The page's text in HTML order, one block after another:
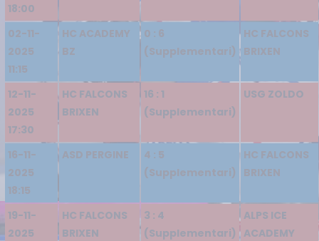
18:00
02-11-
2025
11:15
HC ACADEMY
BZ
0 : 6
(Supplementari)
HC FALCONS
BRIXEN
12-11-
2025
17:30
HC FALCONS
BRIXEN
16 : 1
(Supplementari)
USG ZOLDO
16-11-
2025
18:15
ASD PERGINE
4 : 5
(Supplementari)
HC FALCONS
BRIXEN
19-11-
2025
HC FALCONS
BRIXEN
3 : 4
(Supplementari)
ALPS ICE
ACADEMY